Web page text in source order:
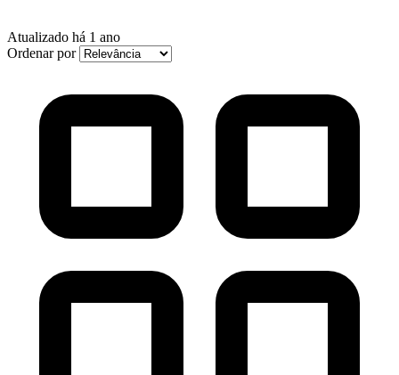
Atualizado há 1 ano
Ordenar por